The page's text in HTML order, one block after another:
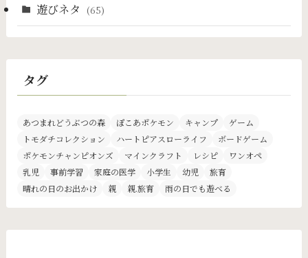
遊びネタ (65)
タグ
あつまれどうぶつの森 ぽこあポケモン キャンプ
ゲーム
トモダチコレクション
ハートピアスローライフ
ボードゲーム
ポケモンチャンピオンズ
マインクラフト レシピ
ワンオペ
乳児
事前学習 家庭の医学 小学生 幼児
旅育
晴れの日のお出かけ
親 親.旅育 雨の日でも遊べる